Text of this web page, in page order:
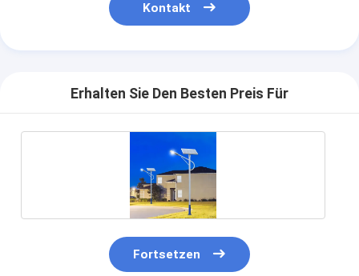
Kontakt
Erhalten Sie Den Besten Preis Für
Fortsetzen